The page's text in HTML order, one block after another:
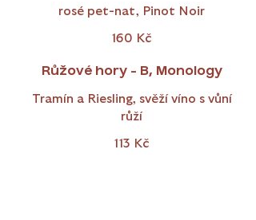
rosé pet-nat, Pinot Noir
160 Kč
Růžové hory - B, Monology
Tramín a Riesling, svěží víno s vůní
růží
113 Kč